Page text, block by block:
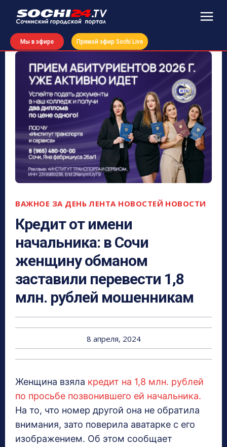
Мы в эфире Прямой эфир Sochi Live
ВАЖНОЕ ЗА ДЕНЬ ЛЕНТА НОВОСТЕЙ НОВОСТИ
Кредит от имени
начальника: в Сочи
женщину обманом
заставили перевести 1,8
млн. рублей мошенникам
8 апреля, 2024
Женщина взяла кредит на 1,8 млн. рублей
по просьбе позвонившего ей начальника.
На то, что номер другой она не обратила
внимания, зато поверила аватарке с его
изображением. Об этом сообщает